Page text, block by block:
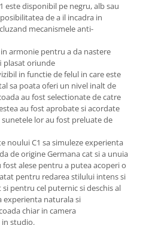
casti
este disponibil pe negru, alb sau
de a il incadra in
mecanismele anti-
armonie pentru a da nastere
plasat oriunde
in functie de felul in care este
sa poata oferi un nivel inalt de
au fost selectionate de catre
au fost aprobate si acordate
lor au fost preluate de
noului C1 sa simuleze experienta
de origine Germana cat si a unuia
fost alese pentru a putea acoperi o
pentru redarea stilului intens si
pentru cel puternic si deschis al
experienta naturala si
chiar in camera
in studio.